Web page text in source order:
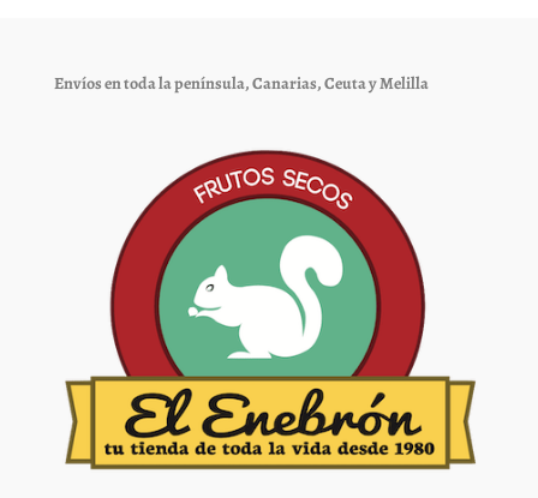
elegir
página
de
Envíos en toda la península, Canarias, Ceuta y Melilla